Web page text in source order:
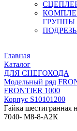
ГРУППЫ
Главная
Каталог
ДЛЯ СНЕГОХОДА
Модельный ряд
FRONTIER 1000
Корпус S10101200
Гайка шестигранная
7040- M8-8-А2К